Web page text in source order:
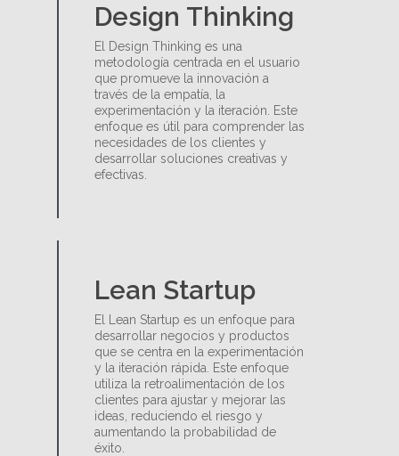
Design Thinking
El Design Thinking es una
metodología centrada en el usuario
que promueve la innovación a
través de la empatía, la
experimentación y la iteración. Este
enfoque es útil para comprender las
necesidades de los clientes y
desarrollar soluciones creativas y
efectivas.
Lean Startup
El Lean Startup es un enfoque para
desarrollar negocios y productos
que se centra en la experimentación
y la iteración rápida. Este enfoque
utiliza la retroalimentación de los
clientes para ajustar y mejorar las
ideas, reduciendo el riesgo y
aumentando la probabilidad de
éxito.